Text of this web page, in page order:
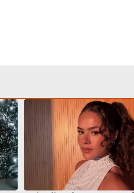
após a publicidade